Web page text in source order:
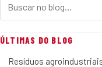
ÚLTIMAS DO BLOG
Resíduos